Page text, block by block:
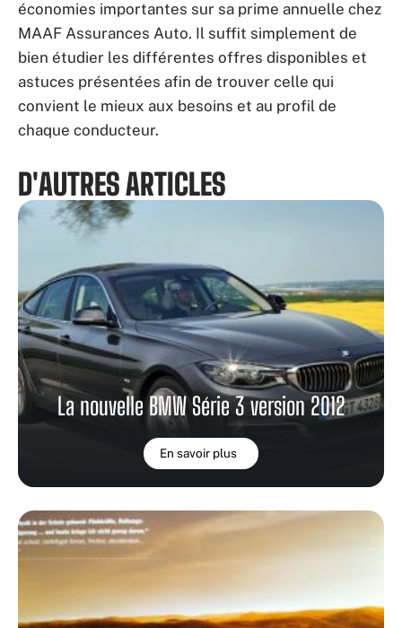
économies importantes sur sa prime annuelle chez
MAAF Assurances Auto. Il suffit simplement de
bien étudier les différentes offres disponibles et
astuces présentées afin de trouver celle qui
convient le mieux aux besoins et au profil de
chaque conducteur.
D'AUTRES ARTICLES
La nouvelle BMW Série 3 version 2012
En savoir plus